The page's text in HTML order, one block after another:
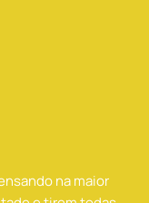
na maior